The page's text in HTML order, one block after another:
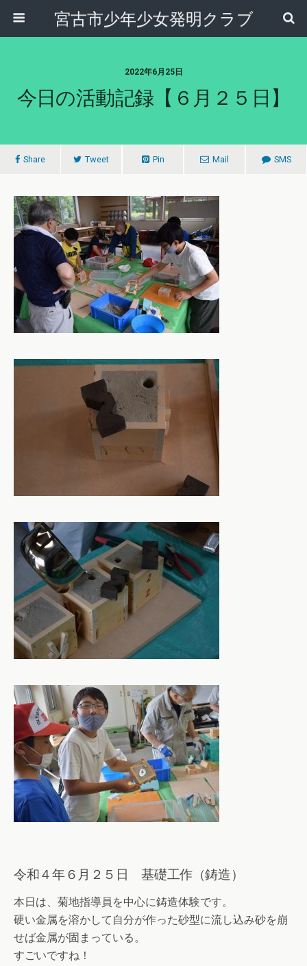
宮古市少年少女発明クラブ
2022年6月25日
今日の活動記録【６月２５日】
Share Tweet Pin Mail SMS
令和４年６月２５日 基礎工作（鋳造）
本日は、菊地指導員を中心に鋳造体験です。
硬い金属を溶かして自分が作った砂型に流し込み砂を崩
せば金属が固まっている。
すごいですね！